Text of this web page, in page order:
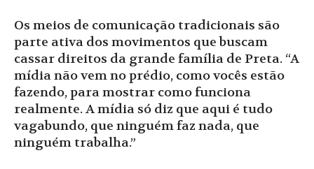
Os meios de comunicação tradicionais são
parte ativa dos movimentos que buscam
cassar direitos da grande família de Preta. “A
mídia não vem no prédio, como vocês estão
fazendo, para mostrar como funciona
realmente. A mídia só diz que aqui é tudo
vagabundo, que ninguém faz nada, que
ninguém trabalha.”